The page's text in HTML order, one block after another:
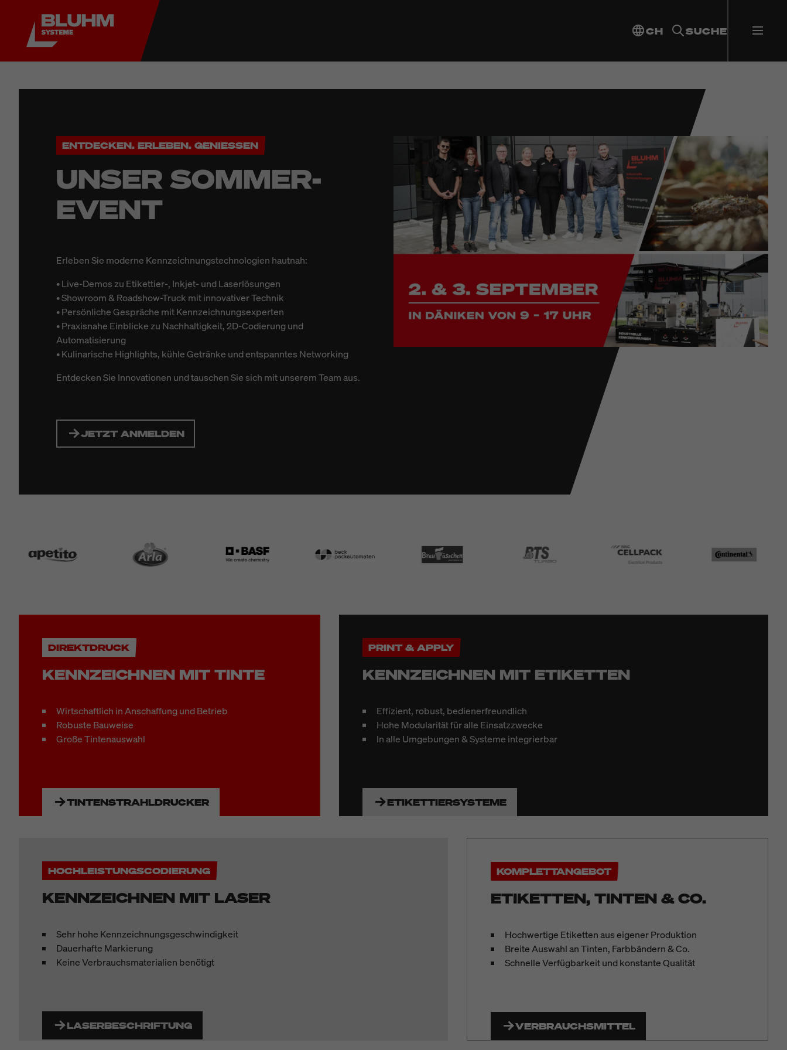
CH SUCHE
ENTDECKEN. ERLEBEN. GENIESSEN
UNSER SOMMER-
EVENT
Erleben Sie moderne Kennzeichnungstechnologien hautnah:
• Live-Demos zu Etikettier-, Inkjet- und Laserlösungen
• Showroom & Roadshow-Truck mit innovativer Technik
• Persönliche Gespräche mit Kennzeichnungsexperten
• Praxisnahe Einblicke zu Nachhaltigkeit, 2D-Codierung und
Automatisierung
• Kulinarische Highlights, kühle Getränke und entspanntes Networking
Entdecken Sie Innovationen und tauschen Sie sich mit unserem Team aus.
JETZT ANMELDEN
DIREKTDRUCK
KENNZEICHNEN MIT TINTE
Wirtschaftlich in Anschaffung und Betrieb
Robuste Bauweise
Große Tintenauswahl
TINTENSTRAHLDRUCKER
PRINT & APPLY
KENNZEICHNEN MIT ETIKETTEN
Effizient, robust, bedienerfreundlich
Hohe Modularität für alle Einsatzzwecke
In alle Umgebungen & Systeme integrierbar
ETIKETTIERSYSTEME
HOCHLEISTUNGSCODIERUNG
KENNZEICHNEN MIT LASER
Sehr hohe Kennzeichnungsgeschwindigkeit
Dauerhafte Markierung
Keine Verbrauchsmaterialien benötigt
LASERBESCHRIFTUNG
KOMPLETTANGEBOT
ETIKETTEN, TINTEN & CO.
Hochwertige Etiketten aus eigener Produktion
Breite Auswahl an Tinten, Farbbändern & Co.
Schnelle Verfügbarkeit und konstante Qualität
VERBRAUCHSMITTEL